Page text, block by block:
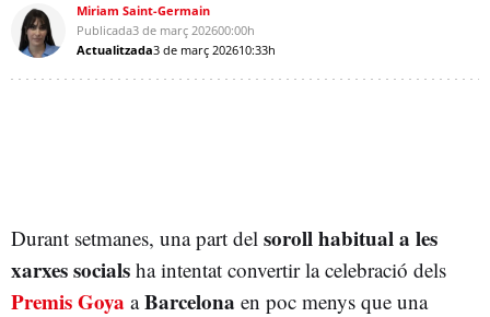
Miriam Saint-Germain
Publicada3 de març 202600:00h
Actualitzada3 de març 202610:33h
Durant setmanes, una part del soroll habitual a les
xarxes socials ha intentat convertir la celebració dels
Premis Goya aBarcelona en poc menys que una